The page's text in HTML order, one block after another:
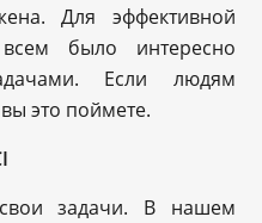
Для эффективной
было интересно
Если людям
это поймете.
задачи. В нашем